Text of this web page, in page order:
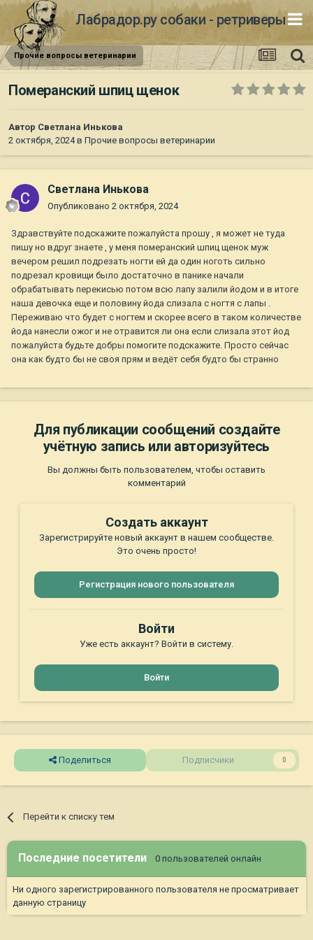
Лабрадор.ру собаки - ретриверы
Прочие вопросы ветеринарии
Померанский шпиц щенок
Автор Светлана Инькова
2 октября, 2024в Прочие вопросы ветеринарии
Светлана Инькова
Опубликовано 2 октября, 2024
Здравствуйте подскажите пожалуйста прошу , я может не туда
пишу но вдруг знаете , у меня померанский шпиц щенок муж
вечером решил подрезать ногти ей да один ноготь сильно
подрезал кровищи было достаточно в панике начали
обрабатывать перекисью потом всю лапу залили йодом и в итоге
наша девочка еще и половину йода слизала с ногтя с лапы .
Переживаю что будет с ногтем и скорее всего в таком количестве
йода нанесли ожог и не отравится ли она если слизала этот йод
пожалуйста будьте добры помогите подскажите. Просто сейчас
она как будто бы не своя прям и ведёт себя будто бы странно
Для публикации сообщений создайте
учётную запись или авторизуйтесь
Вы должны быть пользователем, чтобы оставить
комментарий
Создать аккаунт
Зарегистрируйте новый аккаунт в нашем сообществе.
Это очень просто!
Регистрация нового пользователя
Войти
Уже есть аккаунт? Войти в систему.
Войти
Поделиться Подписчики 0
Перейти к списку тем
Последние посетители 0 пользователей онлайн
Ни одного зарегистрированного пользователя не просматривает
данную страницу